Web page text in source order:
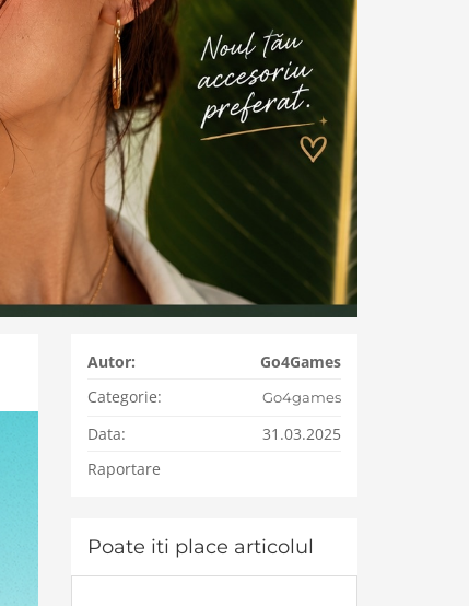
Autor:
Go4Games
Categorie:
Go4games
Data:
31.03.2025
Raportare
Poate iti place articolul